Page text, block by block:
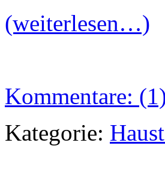
(weiterlesen…)
Kommentare:
Kategorie: